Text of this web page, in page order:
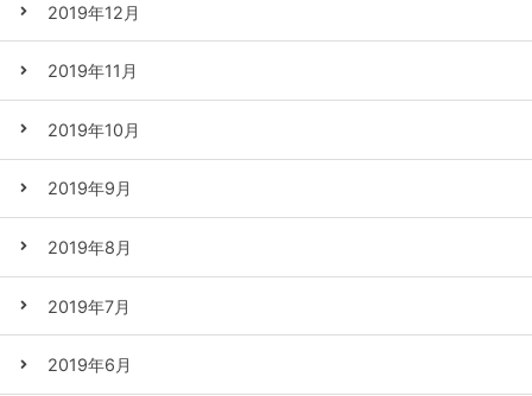
2019年12月
2019年11月
2019年10月
2019年9月
2019年8月
2019年7月
2019年6月